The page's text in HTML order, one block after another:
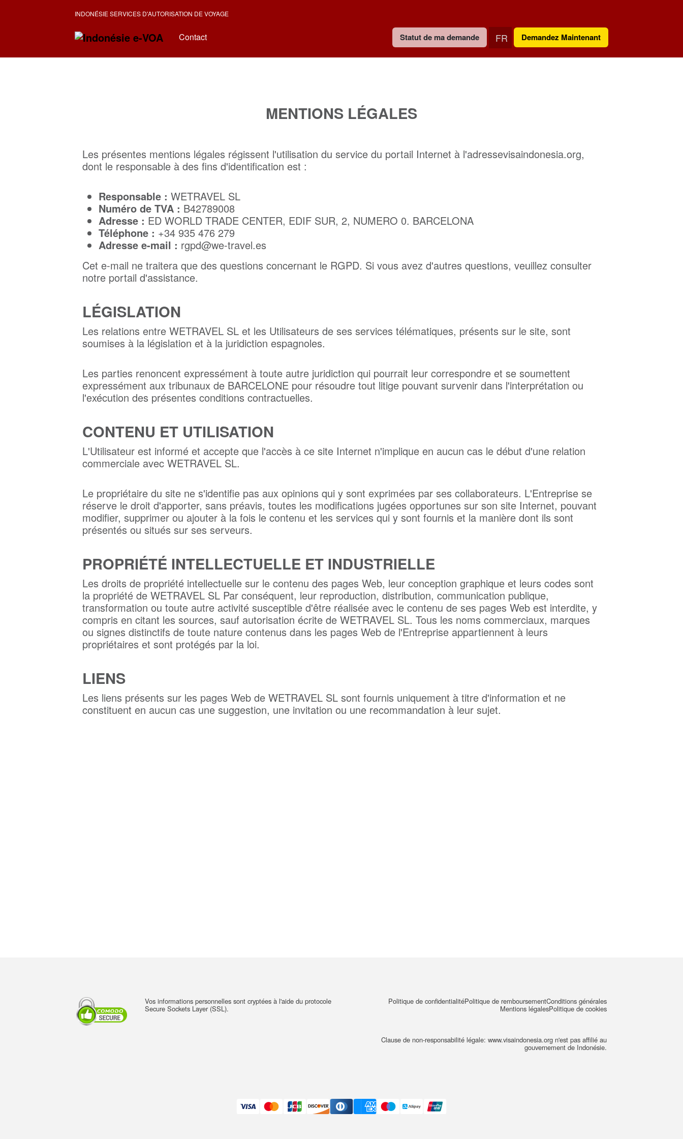
INDONÉSIE SERVICES D'AUTORISATION DE VOYAGE
Contact Statut de ma demande FR Demandez Maintenant
MENTIONS LÉGALES
Les présentes mentions légales régissent l'utilisation du service du portail Internet à l'adressevisaindonesia.org,
dont le responsable à des fins d'identification est :
Responsable : WETRAVEL SL
Numéro de TVA : B42789008
Adresse : ED WORLD TRADE CENTER, EDIF SUR, 2, NUMERO 0. BARCELONA
Téléphone : +34 935 476 279
Adresse e-mail : rgpd@we-travel.es
Cet e-mail ne traitera que des questions concernant le RGPD. Si vous avez d'autres questions, veuillez consulter
notre portail d'assistance.
LÉGISLATION
Les relations entre WETRAVEL SL et les Utilisateurs de ses services télématiques, présents sur le site, sont
soumises à la législation et à la juridiction espagnoles.
Les parties renoncent expressément à toute autre juridiction qui pourrait leur correspondre et se soumettent
expressément aux tribunaux de BARCELONE pour résoudre tout litige pouvant survenir dans l'interprétation ou
l'exécution des présentes conditions contractuelles.
CONTENU ET UTILISATION
L'Utilisateur est informé et accepte que l'accès à ce site Internet n'implique en aucun cas le début d'une relation
commerciale avec WETRAVEL SL.
Le propriétaire du site ne s'identifie pas aux opinions qui y sont exprimées par ses collaborateurs. L'Entreprise se
réserve le droit d'apporter, sans préavis, toutes les modifications jugées opportunes sur son site Internet, pouvant
modifier, supprimer ou ajouter à la fois le contenu et les services qui y sont fournis et la manière dont ils sont
présentés ou situés sur ses serveurs.
PROPRIÉTÉ INTELLECTUELLE ET INDUSTRIELLE
Les droits de propriété intellectuelle sur le contenu des pages Web, leur conception graphique et leurs codes sont
la propriété de WETRAVEL SL Par conséquent, leur reproduction, distribution, communication publique,
transformation ou toute autre activité susceptible d'être réalisée avec le contenu de ses pages Web est interdite, y
compris en citant les sources, sauf autorisation écrite de WETRAVEL SL. Tous les noms commerciaux, marques
ou signes distinctifs de toute nature contenus dans les pages Web de l'Entreprise appartiennent à leurs
propriétaires et sont protégés par la loi.
LIENS
Les liens présents sur les pages Web de WETRAVEL SL sont fournis uniquement à titre d'information et ne
constituent en aucun cas une suggestion, une invitation ou une recommandation à leur sujet.
Vos informations personnelles sont cryptées à l'aide du protocole
Secure Sockets Layer (SSL).
Politique de confidentialitéPolitique de remboursementConditions générales
Mentions légalesPolitique de cookies
Clause de non-responsabilité légale: www.visaindonesia.org n'est pas affilié au
gouvernement de Indonésie.